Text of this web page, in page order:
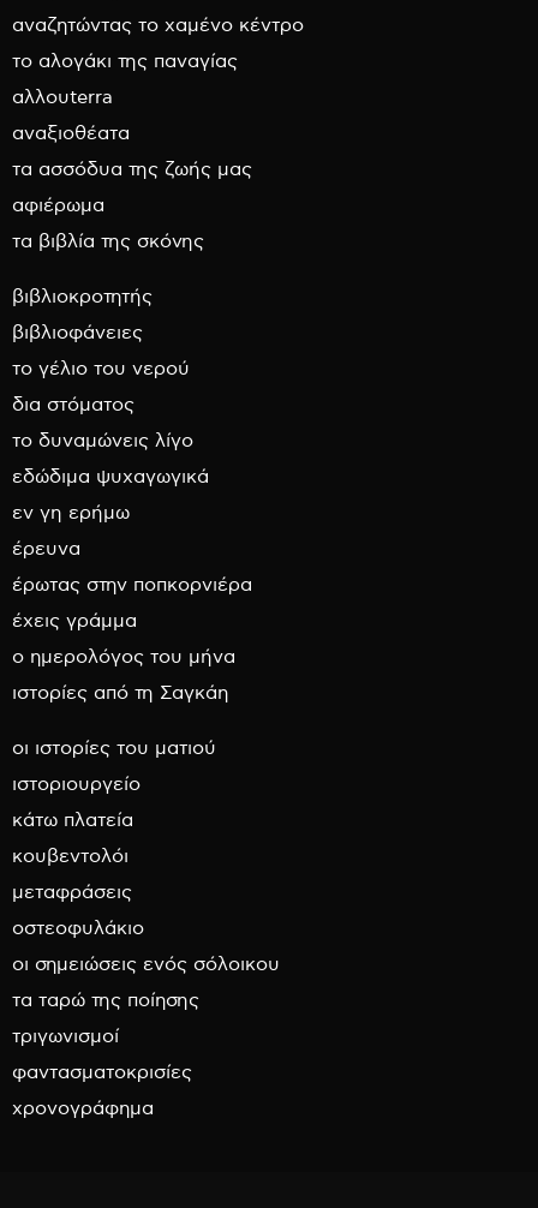
αναζητώντας το χαμένο κέντρο
το αλογάκι της παναγίας
αλλουterra
αναξιοθέατα
τα ασσόδυα της ζωής μας
αφιέρωμα
τα βιβλία της σκόνης
βιβλιοκροτητής
βιβλιοφάνειες
το γέλιο του νερού
δια στόματος
το δυναμώνεις λίγο
εδώδιμα ψυχαγωγικά
εν γη ερήμω
έρευνα
έρωτας στην ποπκορνιέρα
έχεις γράμμα
ο ημερολόγος του μήνα
ιστορίες από τη Σαγκάη
οι ιστορίες του ματιού
ιστοριουργείο
κάτω πλατεία
κουβεντολόι
μεταφράσεις
οστεοφυλάκιο
οι σημειώσεις ενός σόλοικου
τα ταρώ της ποίησης
τριγωνισμοί
φαντασματοκρισίες
χρονογράφημα